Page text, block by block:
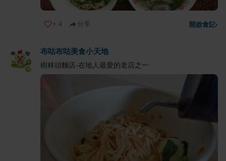
+ 4 分享 開啟食記›
布咕布咕美食小天地
樹林頭麵店-在地人最愛的老店之一